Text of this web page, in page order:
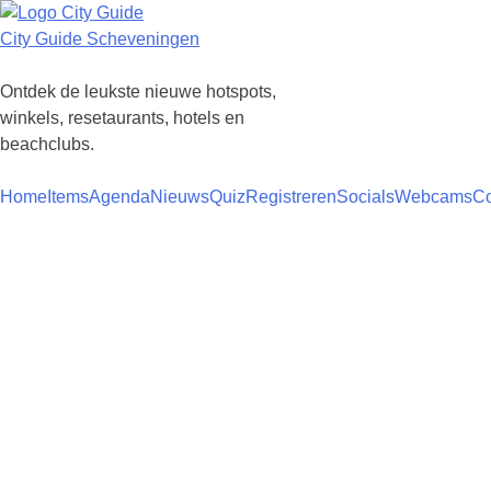
Ga
naar
inhoud
City Guide Scheveningen
Ontdek de leukste nieuwe hotspots,
winkels, resetaurants, hotels en
beachclubs.
Home ItemsAgendaNieuwsQuizRegistrerenSocialsWebcams